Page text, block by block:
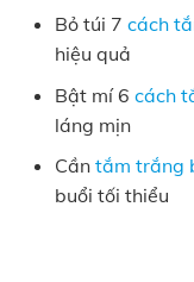
Bỏ túi 7 cách
hiệu quả
Bật mí 6 cách
láng mịn
Cần tắm trắng
buổi tối thiểu